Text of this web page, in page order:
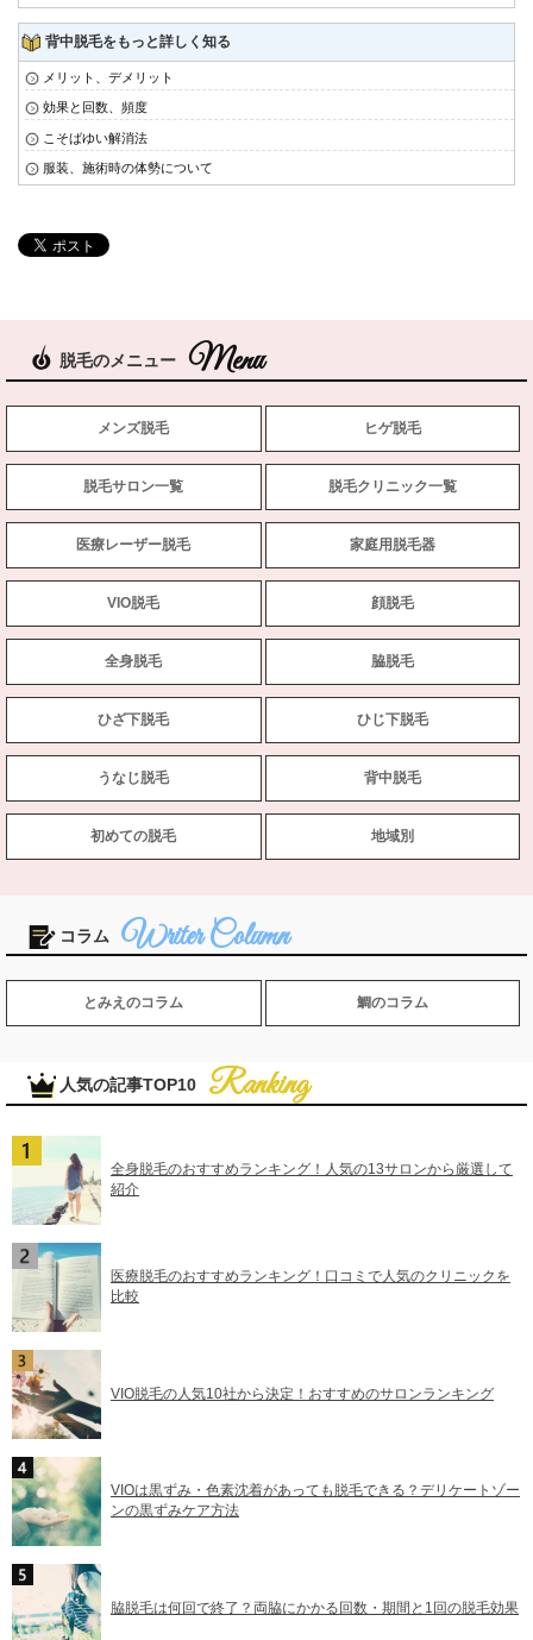
背中脱毛をもっと詳しく知る
メリット、デメリット
効果と回数、頻度
こそばゆい解消法
服装、施術時の体勢について
脱毛のメニュー
メンズ脱毛 ヒゲ脱毛
脱毛サロン一覧 脱毛クリニック一覧
医療レーザー脱毛 家庭用脱毛器
VIO脱毛 顔脱毛
全身脱毛 脇脱毛
ひざ下脱毛 ひじ下脱毛
うなじ脱毛 背中脱毛
初めての脱毛 地域別
コラム
とみえのコラム 鯛のコラム
人気の記事TOP10
全身脱毛のおすすめランキング！人気の13サロンから厳選して
紹介
医療脱毛のおすすめランキング！口コミで人気のクリニックを
比較
VIO脱毛の人気10社から決定！おすすめのサロンランキング
VIOは黒ずみ・色素沈着があっても脱毛できる？デリケートゾー
ンの黒ずみケア方法
脇脱毛は何回で終了？両脇にかかる回数・期間と1回の脱毛効果